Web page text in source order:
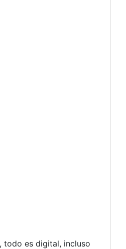
todo es digital, incluso